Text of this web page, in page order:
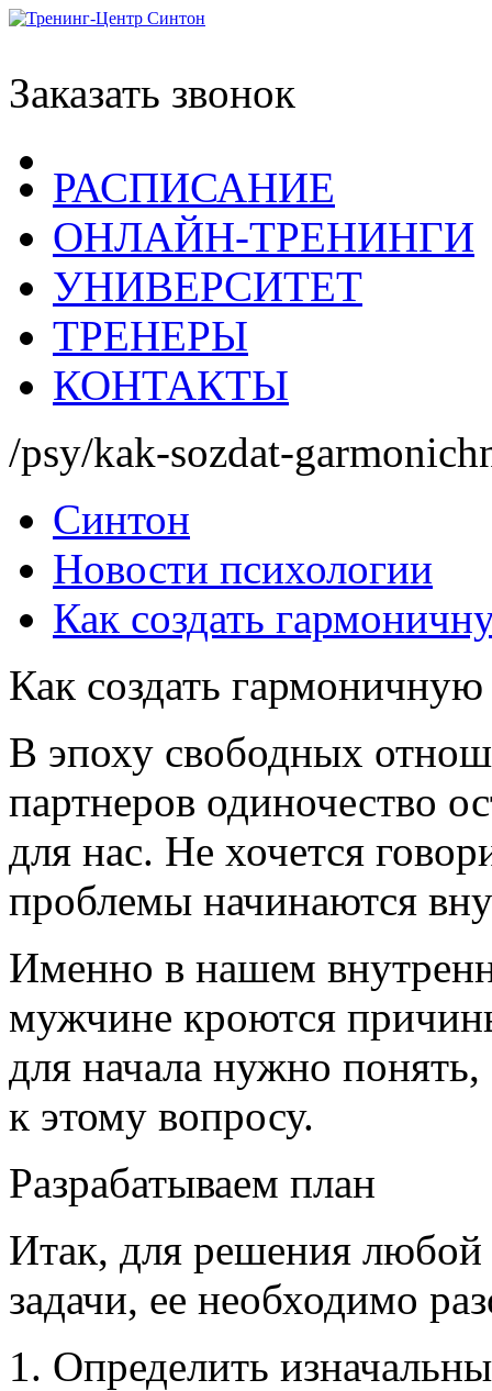
Заказать звонок
РАСПИСАНИЕ
ОНЛАЙН-ТРЕНИНГИ
УНИВЕРСИТЕТ
ТРЕНЕРЫ
КОНТАКТЫ
/psy/kak-sozdat-
Синтон
Новости психологии
Как создать
Как создать
В эпоху свободных
партнеров одиночество
для нас. Не хочется
проблемы начинаются
Именно в нашем
мужчине кроются
для начала нужно
к этому вопросу.
Разрабатываем план
Итак, для решения
задачи, ее необходимо
1. Определить